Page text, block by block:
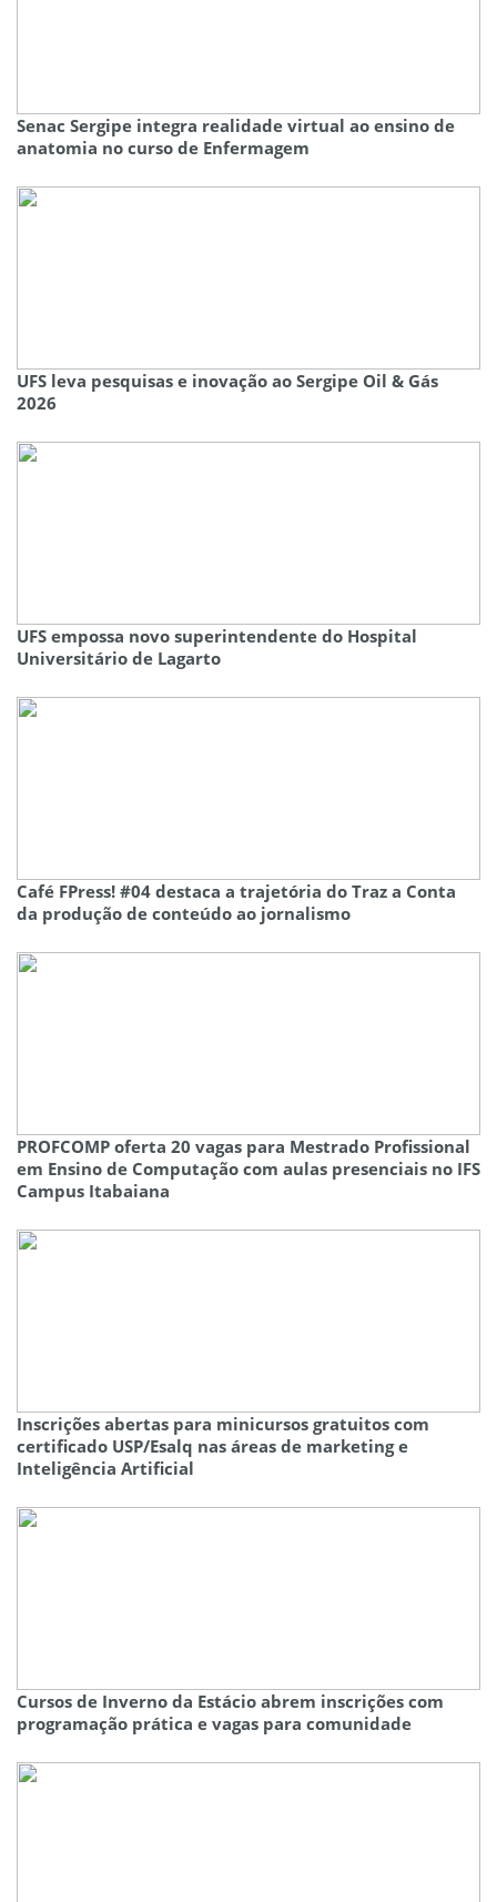
Senac Sergipe integra realidade virtual ao ensino de
anatomia no curso de Enfermagem
UFS leva pesquisas e inovação ao Sergipe Oil & Gás
2026
UFS empossa novo superintendente do Hospital
Universitário de Lagarto
Café FPress! #04 destaca a trajetória do Traz a Conta
da produção de conteúdo ao jornalismo
PROFCOMP oferta 20 vagas para Mestrado Profissional
em Ensino de Computação com aulas presenciais no IFS
Campus Itabaiana
Inscrições abertas para minicursos gratuitos com
certificado USP/Esalq nas áreas de marketing e
Inteligência Artificial
Cursos de Inverno da Estácio abrem inscrições com
programação prática e vagas para comunidade